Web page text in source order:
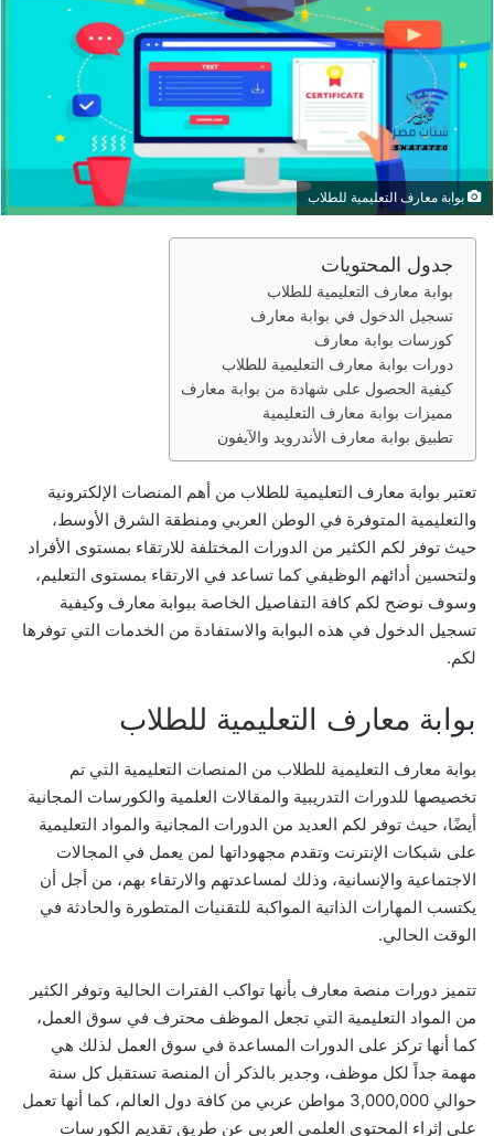
ر
د
إ
ل
ك
ت
و
ن
ي
ا
بوابة معارف التعليمية للطلاب
جدول المحتويات
بوابة معارف التعليمية للطلاب
تسجيل الدخول في بوابة معارف
كورسات بوابة معارف
دورات بوابة معارف التعليمية للطلاب
كيفية الحصول على شهادة من بوابة معارف
مميزات بوابة معارف التعليمية
تطبيق بوابة معارف الأندرويد والآيفون
تعتبر بوابة معارف التعليمية للطلاب من أهم المنصات الإلكترونية
والتعليمية المتوفرة في الوطن العربي ومنطقة الشرق الأوسط،
حيث توفر لكم الكثير من الدورات المختلفة للارتقاء بمستوى الأفراد
ولتحسين أدائهم الوظيفي كما تساعد في الارتقاء بمستوى التعليم،
وسوف نوضح لكم كافة التفاصيل الخاصة ببوابة معارف وكيفية
تسجيل الدخول في هذه البوابة والاستفادة من الخدمات التي توفرها
لكم.
بوابة معارف التعليمية للطلاب
بوابة معارف التعليمية للطلاب من المنصات التعليمية التي تم
تخصيصها للدورات التدريبية والمقالات العلمية والكورسات المجانية
أيضًا، حيث توفر لكم العديد من الدورات المجانية والمواد التعليمية
على شبكات الإنترنت وتقدم مجهوداتها لمن يعمل في المجالات
الاجتماعية والإنسانية، وذلك لمساعدتهم والارتقاء بهم، من أجل أن
يكتسب المهارات الذاتية المواكبة للتقنيات المتطورة والحادثة في
الوقت الحالي.
تتميز دورات منصة معارف بأنها تواكب الفترات الحالية وتوفر الكثير
من المواد التعليمية التي تجعل الموظف محترف في سوق العمل،
كما أنها تركز على الدورات المساعدة في سوق العمل لذلك هي
مهمة جداً لكل موظف، وجدير بالذكر أن المنصة تستقبل كل سنة
حوالي 3,000,000 مواطن عربي من كافة دول العالم، كما أنها تعمل
على إثراء المحتوى العلمي العربي عن طريق تقديم الكورسات